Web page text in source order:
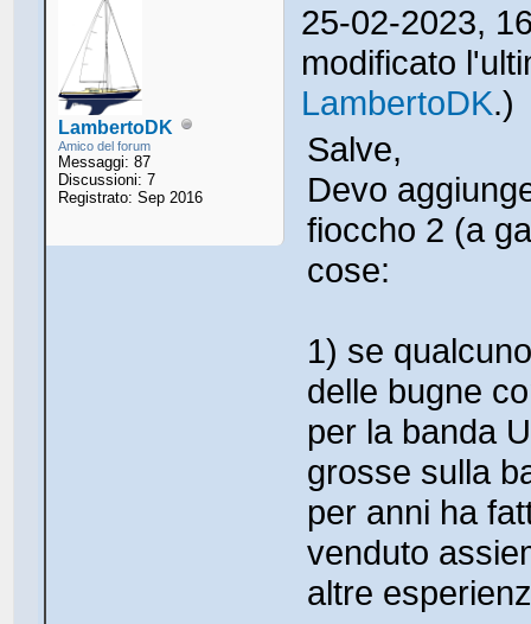
LambertoDK
Amico del forum
Messaggi: 87
Discussioni: 7
Registrato: Sep 2016
25-02-2023,
modificato
LambertoDK.)
Salve,
Devo
fioccho 2 (a
cose:
1) se
delle bugne
per la banda
grosse sulla
per anni ha
venduto
altre